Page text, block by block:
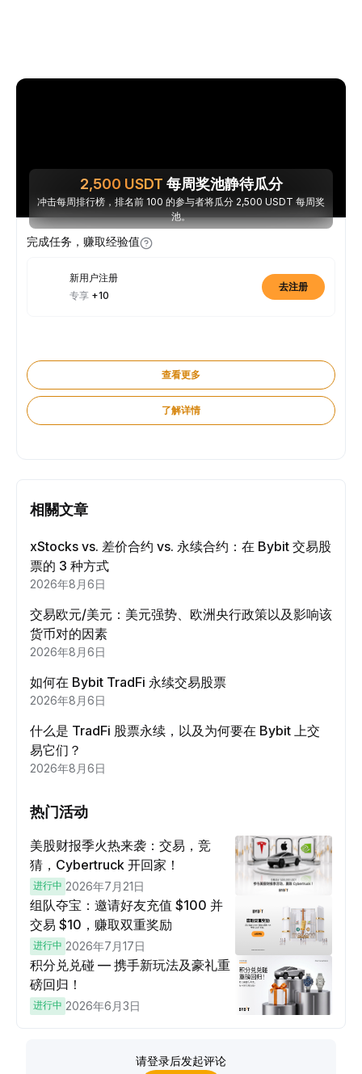
2,500 USDT 每周奖池静待瓜分
冲击每周排行榜，排名前 100 的参与者将瓜分 2,500 USDT 每周奖
池。
完成任务，赚取经验值
新用户注册
专享 +10
去注册
查看更多
了解详情
相關文章
xStocks vs. 差价合约 vs. 永续合约：在 Bybit 交易股
票的 3 种方式
2026年8月6日
交易欧元/美元：美元强势、欧洲央行政策以及影响该
货币对的因素
2026年8月6日
如何在 Bybit TradFi 永续交易股票
2026年8月6日
什么是 TradFi 股票永续，以及为何要在 Bybit 上交
易它们？
2026年8月6日
热门活动
美股财报季火热来袭：交易，竞
猜，Cybertruck 开回家！
进行中 2026年7月21日
组队夺宝：邀请好友充值 $100 并
交易 $10，赚取双重奖励
进行中 2026年7月17日
积分兑兑碰 — 携手新玩法及豪礼重
磅回归！
进行中 2026年6月3日
请登录后发起评论